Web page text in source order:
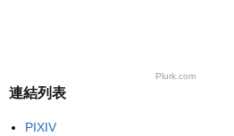
Plurk.com
連結列表
PIXIV